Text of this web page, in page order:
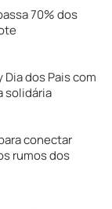
70% dos
Dia dos Pais com
solidária
conectar
rumos dos